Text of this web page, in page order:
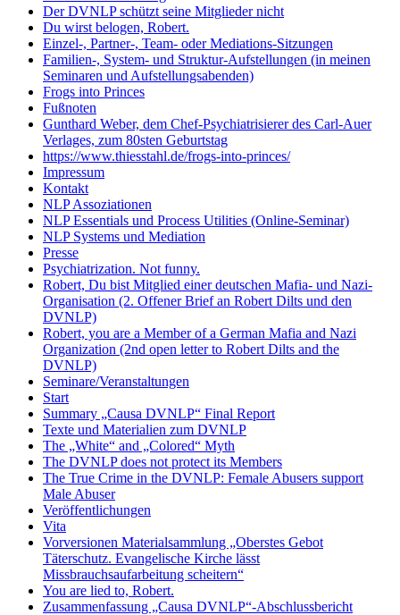
Der DVNLP schützt seine Mitglieder nicht
Du wirst belogen, Robert.
Einzel-, Partner-, Team- oder Mediations-Sitzungen
Familien-, System- und Struktur-Aufstellungen (in meinen
Seminaren und Aufstellungsabenden)
Frogs into Princes
Fußnoten
Gunthard Weber, dem Chef-Psychiatrisierer des Carl-Auer
Verlages, zum 80sten Geburtstag
https://www.thiesstahl.de/frogs-into-princes/
Impressum
Kontakt
NLP Assoziationen
NLP Essentials und Process Utilities (Online-Seminar)
NLP Systems und Mediation
Presse
Psychiatrization. Not funny.
Robert, Du bist Mitglied einer deutschen Mafia- und Nazi-
Organisation (2. Offener Brief an Robert Dilts und den
DVNLP)
Robert, you are a Member of a German Mafia and Nazi
Organization (2nd open letter to Robert Dilts and the
DVNLP)
Seminare/Veranstaltungen
Start
Summary „Causa DVNLP“ Final Report
Texte und Materialien zum DVNLP
The „White“ and „Colored“ Myth
The DVNLP does not protect its Members
The True Crime in the DVNLP: Female Abusers support
Male Abuser
Veröffentlichungen
Vita
Vorversionen Materialsammlung „Oberstes Gebot
Täterschutz. Evangelische Kirche lässt
Missbrauchsaufarbeitung scheitern“
You are lied to, Robert.
Zusammenfassung „Causa DVNLP“-Abschlussbericht